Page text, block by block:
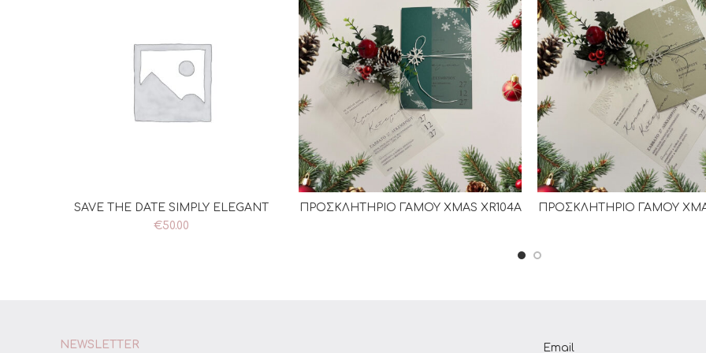
ΠΡΟΣΘΉΚΗ ΣΤΟ ΚΑΛΆΘΙ
SAVE THE DATE SIMPLY ELEGANT
€50.00
ΔΙΑΒΆΣΤΕ ΠΕΡΙΣΣΌΤΕΡΑ
ΠΡΟΣΚΛΗΤΗΡΙΟ ΓΑΜΟΥ XMAS XR104Α ΔΙΑΒΆΣΤΕ
ΠΡΟΣΚΛΗΤΗΡΙΟ ΓΑΜΟΥ
NEWSLETTER